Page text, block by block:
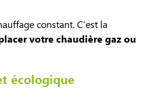
constant. C’est la
votre chaudière gaz ou
écologique